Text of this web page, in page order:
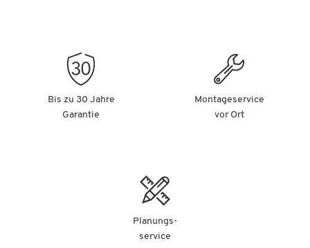
Bis zu 30 Jahre
Garantie
Montageservice
vor Ort
Planungs-
service